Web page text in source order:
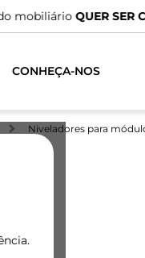
CONHEÇA-NOS
Niveladores para